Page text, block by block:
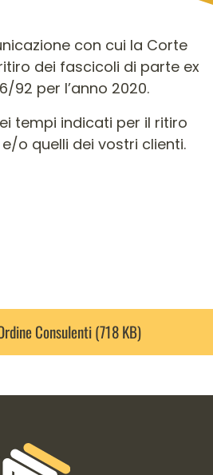
con cui la Corte
dei fascicoli di parte ex
92 per l’anno 2020.
tempi indicati per il ritiro
o quelli dei vostri clienti.
Consulenti (718 KB)
contatto e link